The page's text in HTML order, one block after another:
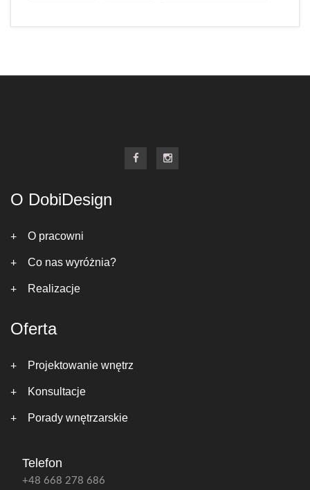
O DobiDesign
O pracowni
Co nas wyróżnia?
Realizacje
Oferta
Projektowanie wnętrz
Konsultacje
Porady wnętrzarskie
Telefon
+48 668 278 686